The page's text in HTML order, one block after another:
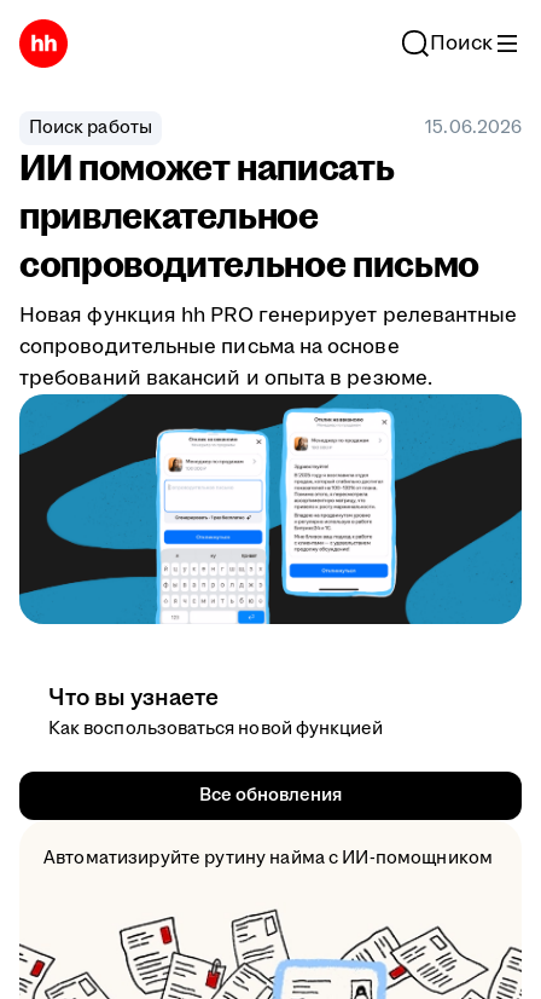
Поиск
Поиск работы 15.06.2026
ИИ поможет написать
привлекательное
сопроводительное письмо
Новая функция hh PRO генерирует релевантные
сопроводительные письма на основе
требований вакансий и опыта в резюме.
Что вы узнаете
Как воспользоваться новой функцией
Все обновления
Автоматизируйте рутину найма с ИИ-помощником